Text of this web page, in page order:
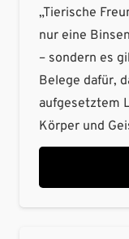
„Tierische
nur eine
– sondern es
Belege dafür,
aufgesetztem
Körper und